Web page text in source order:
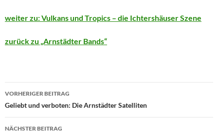
weiter zu: Vulkans und Tropics – die Ichtershäuser Szene
zurück zu „Arnstädter Bands“
Beitragsnavigation
VORHERIGER BEITRAG
Geliebt und verboten: Die Arnstädter Satelliten
NÄCHSTER BEITRAG